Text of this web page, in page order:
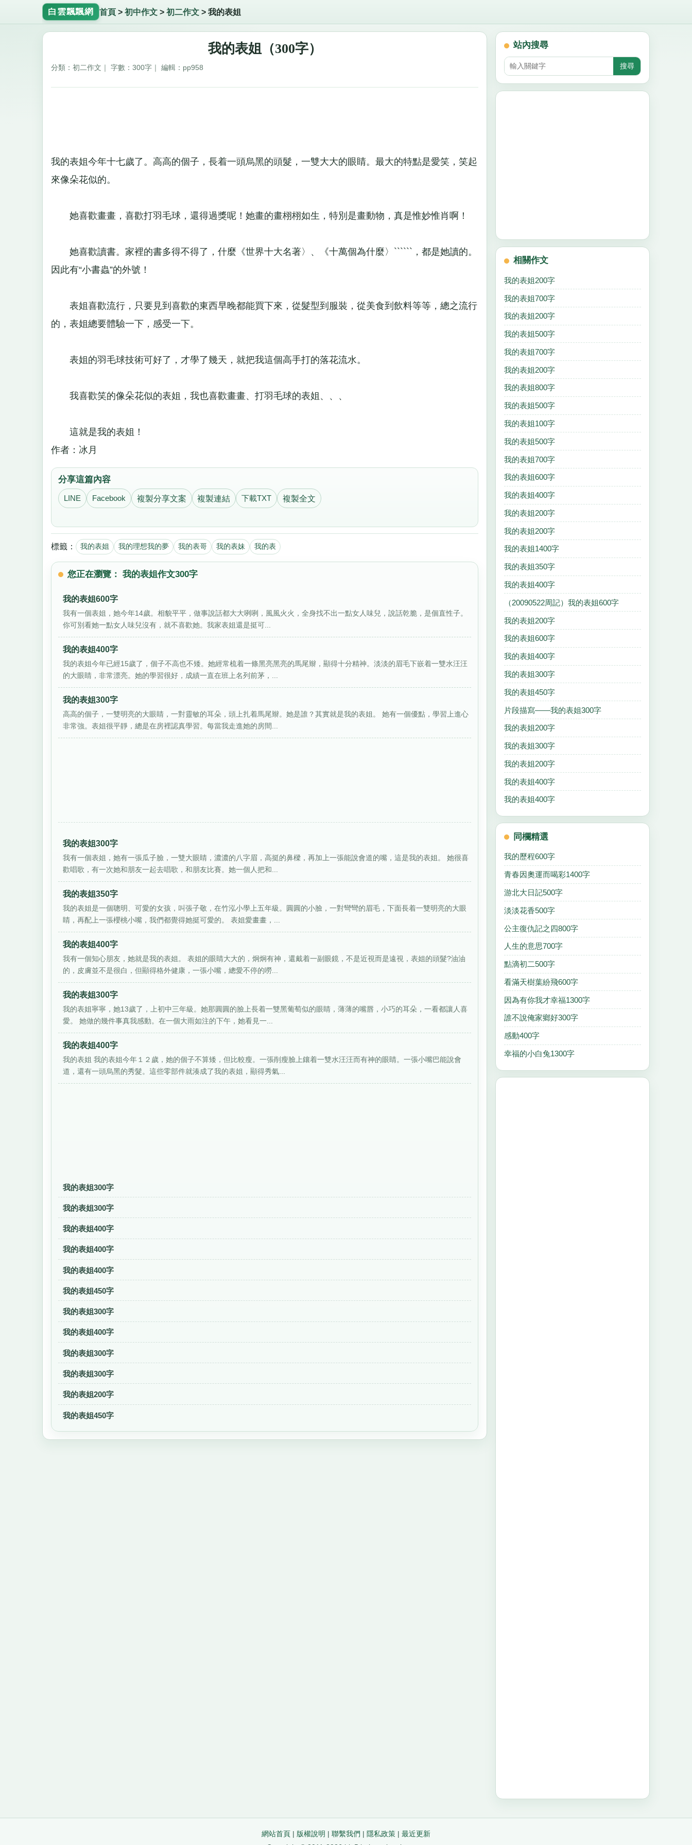
白雲飄飄網 首頁> 初中作文> 初二作文> 我的表姐
我的表姐（300字）
分類：初二作文｜ 字數：300字｜ 編輯：pp958
我的表姐今年十七歲了。高高的個子，長着一頭烏黑的頭髮，一雙大大的眼睛。最大的特點是愛笑，笑起
來像朵花似的。
她喜歡畫畫，喜歡打羽毛球，還得過獎呢！她畫的畫栩栩如生，特別是畫動物，真是惟妙惟肖啊！
她喜歡讀書。家裡的書多得不得了，什麼《世界十大名著〉、《十萬個為什麼〉``````，都是她讀的。
因此有“小書蟲”的外號！
表姐喜歡流行，只要見到喜歡的東西早晚都能買下來，從髮型到服裝，從美食到飲料等等，總之流行
的，表姐總要體驗一下，感受一下。
表姐的羽毛球技術可好了，才學了幾天，就把我這個高手打的落花流水。
我喜歡笑的像朵花似的表姐，我也喜歡畫畫、打羽毛球的表姐、、、
這就是我的表姐！
作者：冰月
分享這篇內容
LINE Facebook 複製分享文案 複製連結 下載TXT 複製全文
標籤： 我的表姐 我的理想我的夢 我的表哥 我的表妹 我的表
您正在瀏覽： 我的表姐作文300字
我的表姐600字
我有一個表姐，她今年14歲。相貌平平，做事說話都大大咧咧，風風火火，全身找不出一點女人味兒，說話乾脆，是個直性子。
你可別看她一點女人味兒沒有，就不喜歡她。我家表姐還是挺可...
我的表姐400字
我的表姐今年已經15歲了，個子不高也不矮。她經常梳着一條黑亮黑亮的馬尾辮，顯得十分精神。淡淡的眉毛下嵌着一雙水汪汪
的大眼睛，非常漂亮。她的學習很好，成績一直在班上名列前茅，...
我的表姐300字
高高的個子，一雙明亮的大眼睛，一對靈敏的耳朵，頭上扎着馬尾辮。她是誰？其實就是我的表姐。 她有一個優點，學習上進心
非常強。表姐很平靜，總是在房裡認真學習。每當我走進她的房間...
我的表姐300字
我有一個表姐，她有一張瓜子臉，一雙大眼睛，濃濃的八字眉，高挺的鼻樑，再加上一張能說會道的嘴，這是我的表姐。 她很喜
歡唱歌，有一次她和朋友一起去唱歌，和朋友比賽。她一個人把和...
我的表姐350字
我的表姐是一個聰明、可愛的女孩，叫張子敬，在竹泓小學上五年級。圓圓的小臉，一對彎彎的眉毛，下面長着一雙明亮的大眼
睛，再配上一張櫻桃小嘴，我們都覺得她挺可愛的。 表姐愛畫畫，...
我的表姐400字
我有一個知心朋友，她就是我的表姐。 表姐的眼睛大大的，炯炯有神，還戴着一副眼鏡，不是近視而是遠視，表姐的頭髮?油油
的，皮膚並不是很白，但顯得格外健康，一張小嘴，總愛不停的嘮...
我的表姐300字
我的表姐寧寧，她13歲了，上初中三年級。她那圓圓的臉上長着一雙黑葡萄似的眼睛，薄薄的嘴唇，小巧的耳朵，一看都讓人喜
愛。 她做的幾件事真我感動。在一個大雨如注的下午，她看見一...
我的表姐400字
我的表姐 我的表姐今年１２歲，她的個子不算矮，但比較瘦。一張削瘦臉上鑲着一雙水汪汪而有神的眼睛。一張小嘴巴能說會
道，還有一頭烏黑的秀髮。這些零部件就湊成了我的表姐，顯得秀氣...
我的表姐300字
我的表姐300字
我的表姐400字
我的表姐400字
我的表姐400字
我的表姐450字
我的表姐300字
我的表姐400字
我的表姐300字
我的表姐300字
我的表姐200字
我的表姐450字
站內搜尋
相關作文
我的表姐200字
我的表姐700字
我的表姐200字
我的表姐500字
我的表姐700字
我的表姐200字
我的表姐800字
我的表姐500字
我的表姐100字
我的表姐500字
我的表姐700字
我的表姐600字
我的表姐400字
我的表姐200字
我的表姐200字
我的表姐1400字
我的表姐350字
我的表姐400字
（20090522周記）我的表姐600字
我的表姐200字
我的表姐600字
我的表姐400字
我的表姐300字
我的表姐450字
片段描寫——我的表姐300字
我的表姐200字
我的表姐300字
我的表姐200字
我的表姐400字
我的表姐400字
同欄精選
我的歷程600字
青春因奧運而喝彩1400字
游北大日記500字
淡淡花香500字
公主復仇記之四800字
人生的意思700字
點滴初二500字
看滿天樹葉紛飛600字
因為有你我才幸福1300字
誰不說俺家鄉好300字
感動400字
幸福的小白兔1300字
網站首頁 | 版權說明 | 聯繫我們 | 隱私政策 | 最近更新